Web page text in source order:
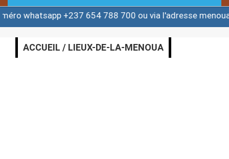
ACCUEIL
ACTUALITE
+237 654 788 700 ou via l'adresse
ACCUEIL / LIEUX-DE-LA-MENOUA